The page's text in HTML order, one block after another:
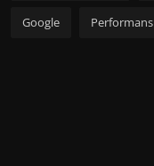
Google Performans